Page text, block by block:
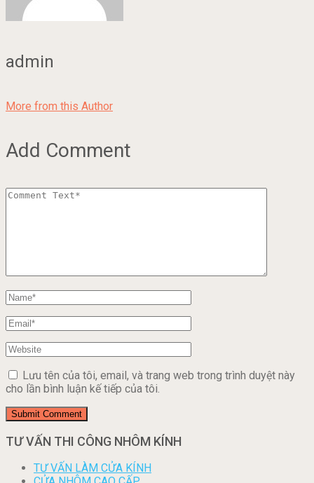
admin
More from this Author
Add Comment
Lưu tên của tôi, email, và trang web trong trình duyệt này
cho lần bình luận kế tiếp của tôi.
TƯ VẤN THI CÔNG NHÔM KÍNH
TƯ VẤN LÀM CỬA KÍNH